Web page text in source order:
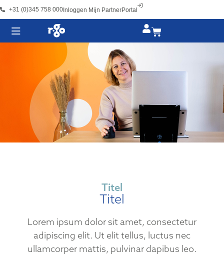
+31 (0)345 758 000Inloggen Mijn PartnerPortal
Titel
Titel
Lorem ipsum dolor sit amet, consectetur
adipiscing elit. Ut elit tellus, luctus nec
ullamcorper mattis, pulvinar dapibus leo.